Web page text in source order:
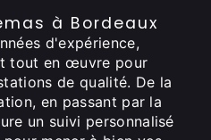
à Bordeaux
d'expérience,
tout en œuvre pour
de qualité. De la
en passant par la
un suivi personnalisé